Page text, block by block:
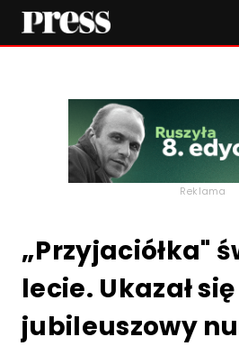
Reklama
„Przyjaciółka"
lecie. Ukazał się
jubileuszowy